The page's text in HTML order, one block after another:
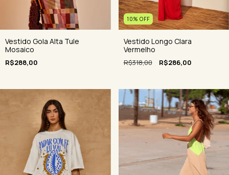
Vestido Gola Alta Tule
Mosaico
R$288,00
10% OFF
Vestido Longo Clara
Vermelho
R$318,00 R$286,00